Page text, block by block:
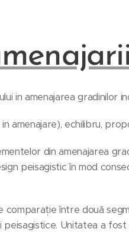
in amenajarea gradinilor
amenajare), echilibru,
din amenajarea
peisagistic în mod
între două
peisagistice. Unitatea a